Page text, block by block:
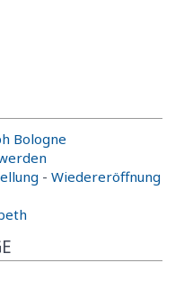
Bologne
- Wiedereröffnung